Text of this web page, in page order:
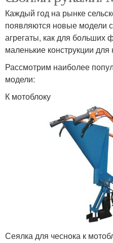
Каждый год на рынке
появляются новые модели
агрегаты, как для больших
маленькие конструкции
Рассмотрим наиболее
модели:
К мотоблоку
Сеялка для чеснока к